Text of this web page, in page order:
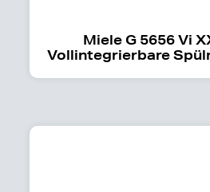
Miele G 5656 Vi
Vollintegrierbare